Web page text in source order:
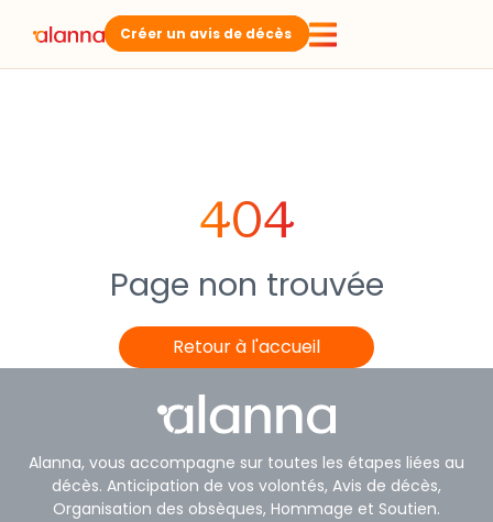
Créer un avis de décès
404
Page non trouvée
Retour à l'accueil
Alanna, vous accompagne sur toutes les étapes liées au
décès. Anticipation de vos volontés, Avis de décès,
Organisation des obsèques, Hommage et Soutien.